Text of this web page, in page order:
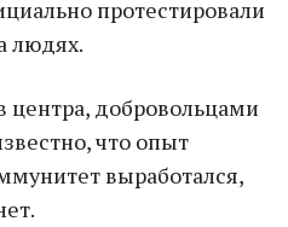
протестировали
людях.
центра, добровольцами
что опыт
выработался,